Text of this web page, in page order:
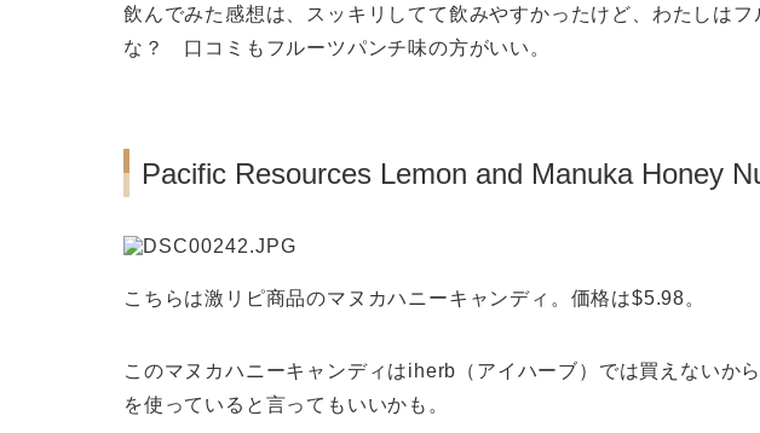
飲んでみた感想は、スッキリしてて飲みやすかったけど、わたしは
な？ 口コミもフルーツパンチ味の方がいい。
Pacific Resources Lemon and Manuka Honey
こちらは激リピ商品のマヌカハニーキャンディ。価格は$5.98。
このマヌカハニーキャンディはiherb（アイハーブ）では買えないか
を使っていると言ってもいいかも。